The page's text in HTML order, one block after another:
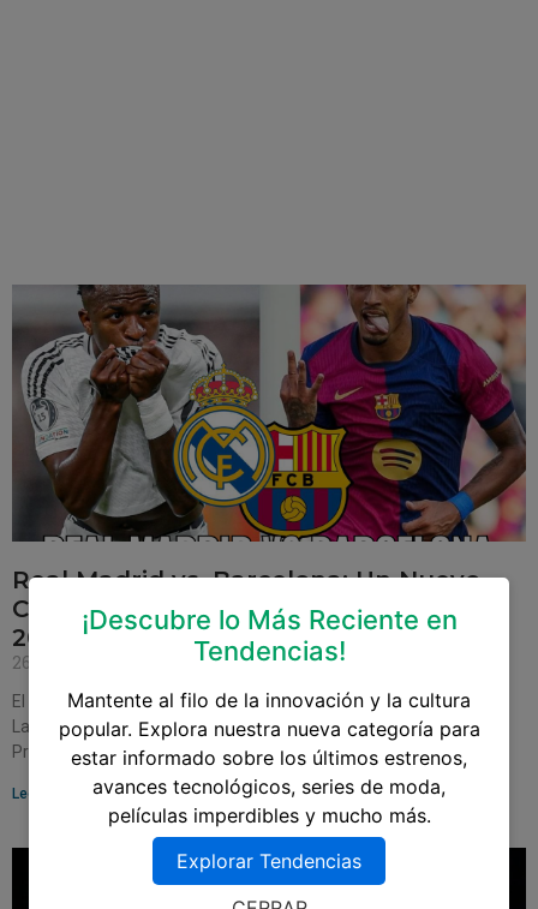
Real Madrid vs. Barcelona: Un Nuevo
Capítulo del Clásico Español en LaLiga
2024/25
26 de octubre de 2024
El inminente enfrentamiento entre Real Madrid y Barcelona en
LaLiga 2024/25 promete ser más que un simple partido de fútbol.
Programado para el 26 de
Leer más »
¡Descubre lo Más Reciente en
Tendencias!
Mantente al filo de la innovación y la cultura
popular. Explora nuestra nueva categoría para
estar informado sobre los últimos estrenos,
avances tecnológicos, series de moda,
películas imperdibles y mucho más.
Explorar Tendencias